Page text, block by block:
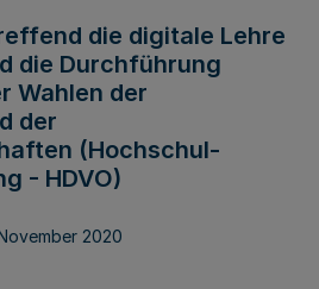
die digitale Lehre
die Durchführung
Wahlen der
der
(Hochschul-
- HDVO)
2020